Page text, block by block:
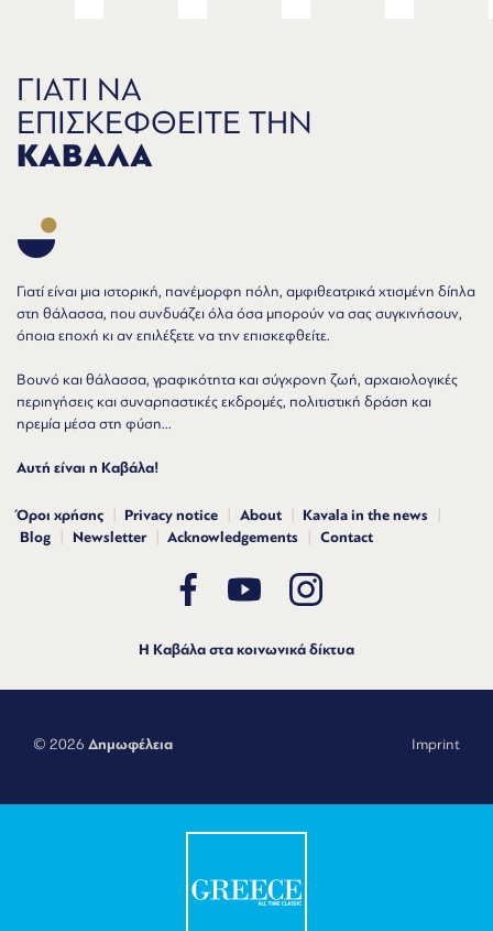
ΓΙΑΤΙ ΝΑ
ΕΠΙΣΚΕΦΘΕΙΤΕ ΤΗΝ
ΚΑΒΑΛΑ
Γιατί είναι μια ιστορική, πανέμορφη πόλη, αμφιθεατρικά χτισμένη δίπλα
στη θάλασσα, που συνδυάζει όλα όσα μπορούν να σας συγκινήσουν,
όποια εποχή κι αν επιλέξετε να την επισκεφθείτε.
Βουνό και θάλασσα, γραφικότητα και σύγχρονη ζωή, αρχαιολογικές
περιηγήσεις και συναρπαστικές εκδρομές, πολιτιστική δράση και
ηρεμία μέσα στη φύση...
Αυτή είναι η Καβάλα!
Όροι χρήσης Privacy notice About
Kavala in the news
Blog
Newsletter Acknowledgements Contact
Η Καβάλα στα κοινωνικά δίκτυα
© 2026 Δημωφέλεια Imprint